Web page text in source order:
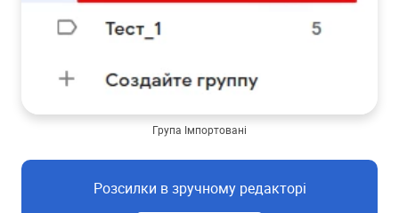
Група Імпортовані
Розсилки в зручному редакторі